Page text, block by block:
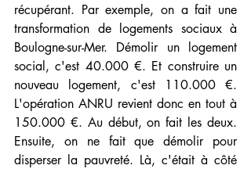
récupérant. Par exemple, on a fait une
transformation de logements sociaux à
Boulogne-sur-Mer. Démolir un logement
social, c'est 40.000 €. Et construire un
nouveau logement, c'est 110.000 €.
L'opération ANRU revient donc en tout à
150.000 €. Au début, on fait les deux.
Ensuite, on ne fait que démolir pour
disperser la pauvreté. Là, c'était à côté